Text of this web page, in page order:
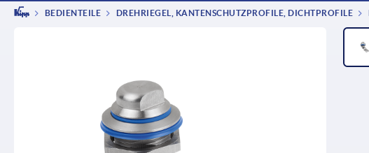
BEDIENTEILE DREHRIEGEL, KANTENSCHUTZPROFILE, DICHTPROFILE